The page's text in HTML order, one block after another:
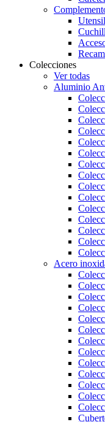
Colecciones
Ver todas
Aluminio
Acero